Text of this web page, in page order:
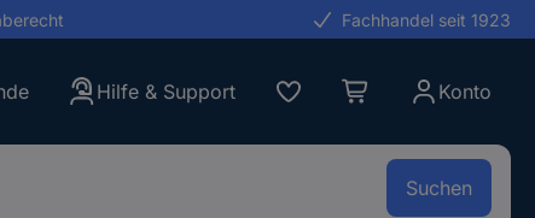
Fachhandel seit 1923
Hilfe & Support Konto
Suchen